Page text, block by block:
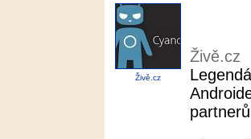
Živě.cz
Živě.cz